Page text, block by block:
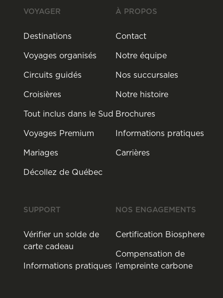
VOYAGER
Destinations
Voyages organisés
Circuits guidés
Croisières
Tout inclus dans le Sud
Voyages Premium
Mariages
Décollez de Québec
À PROPOS
Contact
Notre équipe
Nos succursales
Notre histoire
Brochures
Informations pratiques
Carrières
SUPPORT
Vérifier un solde de
carte cadeau
Informations pratiques
NOS ENGAGEMENTS
Certification Biosphere
Compensation de
l’empreinte carbone